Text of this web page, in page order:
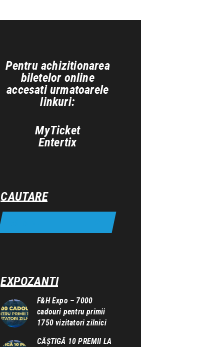
Pentru achizitionarea
biletelor online
accesati urmatoarele
linkuri:
MyTicket
Entertix
CAUTARE
EXPOZANTI
F&H Expo – 7000
cadouri pentru primii
1750 vizitatori zilnici
CÂȘTIGĂ 10 PREMII LA